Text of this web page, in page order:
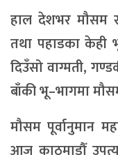
हाल देशभर मौसम
तथा पहाडका केही
दिउँसो वाग्मती,
बाँकी भू–भागमा
मौसम पूर्वानुमान